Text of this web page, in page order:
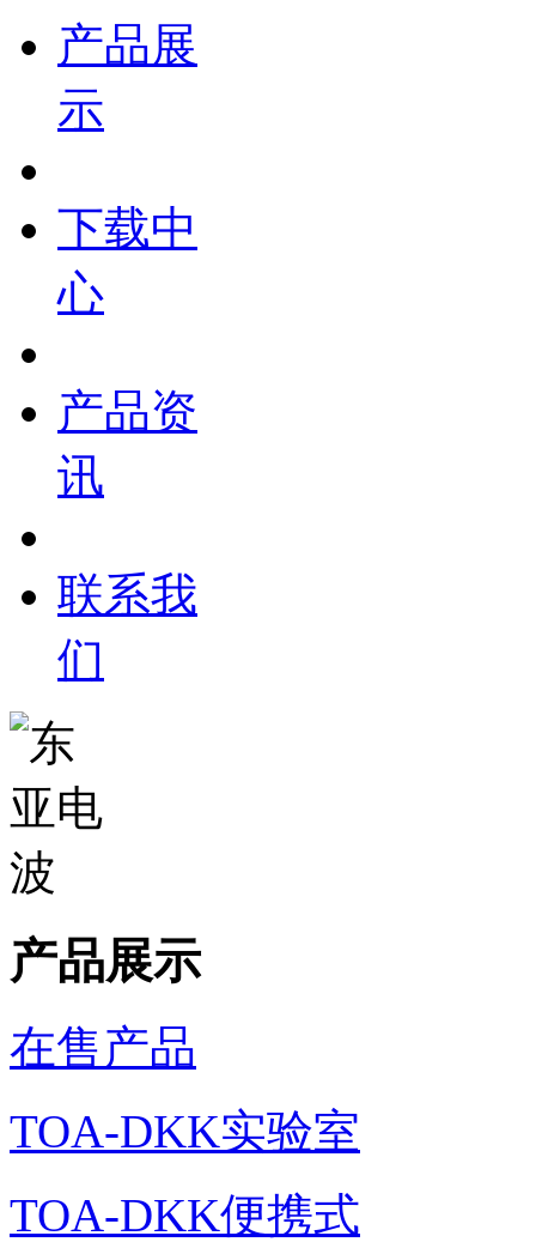
产品展
示
下载中
心
产品资
讯
联系我
们
产品展示
在售产品
TOA-DKK实验室
TOA-DKK便携式